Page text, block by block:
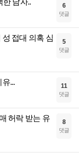
한 남자.. 6
댓글
접대 의혹 심
5
댓글
... 11
댓글
허락 받는 유
8
댓글